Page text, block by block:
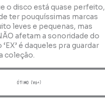
o disco está quase perfeito,
ter pouquíssimas marcas
leves e pequenas, mas
afetam a sonoridade do
é daqueles pra guardar
coleção.
ótimo (VG+)